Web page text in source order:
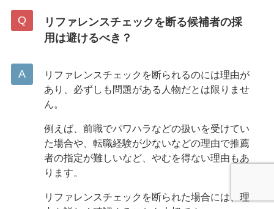
リファレンスチェックを断る候補者の採
用は避けるべき？
リファレンスチェックを断られるのには理由が
あり、必ずしも問題がある人物だとは限りませ
ん。
例えば、前職でパワハラなどの扱いを受けてい
た場合や、転職経験が少ないなどの理由で推薦
者の指定が難しいなど、やむを得ない理由もあ
ります。
リファレンスチェックを断られた場合には、理